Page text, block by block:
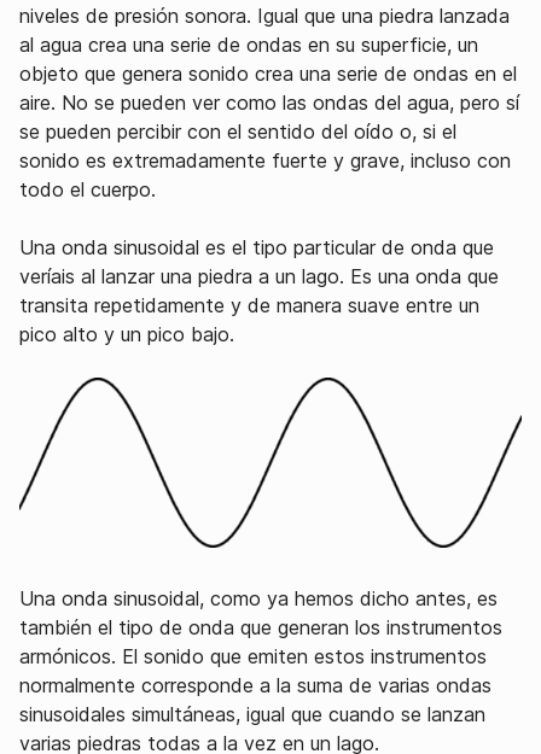
niveles de presión sonora. Igual que una piedra lanzada
al agua crea una serie de ondas en su superficie, un
objeto que genera sonido crea una serie de ondas en el
aire. No se pueden ver como las ondas del agua, pero sí
se pueden percibir con el sentido del oído o, si el
sonido es extremadamente fuerte y grave, incluso con
todo el cuerpo.
Una onda sinusoidal es el tipo particular de onda que
veríais al lanzar una piedra a un lago. Es una onda que
transita repetidamente y de manera suave entre un
pico alto y un pico bajo.
Una onda sinusoidal, como ya hemos dicho antes, es
también el tipo de onda que generan los instrumentos
armónicos. El sonido que emiten estos instrumentos
normalmente corresponde a la suma de varias ondas
sinusoidales simultáneas, igual que cuando se lanzan
varias piedras todas a la vez en un lago.